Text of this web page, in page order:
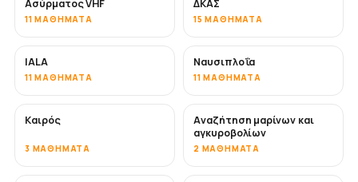
Ασύρματος VHF
11 ΜΑΘΉΜΑΤΑ
ΔΚΑΣ
15 ΜΑΘΉΜΑΤΑ
IALA
11 ΜΑΘΉΜΑΤΑ
Ναυσιπλοΐα
11 ΜΑΘΉΜΑΤΑ
Καιρός
3 ΜΑΘΉΜΑΤΑ
Αναζήτηση μαρίνων και
αγκυροβολίων
2 ΜΑΘΉΜΑΤΑ